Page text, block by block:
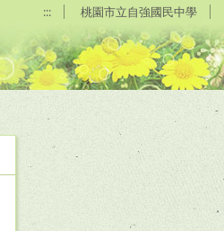
::: 桃園市立自強國民中學